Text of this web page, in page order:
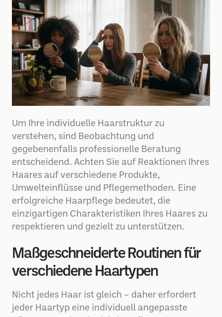
Um Ihre individuelle Haarstruktur zu
verstehen, sind Beobachtung und
gegebenenfalls professionelle Beratung
entscheidend. Achten Sie auf Reaktionen Ihres
Haares auf verschiedene Produkte,
Umwelteinflüsse und Pflegemethoden. Eine
erfolgreiche Haarpflege bedeutet, die
einzigartigen Charakteristiken Ihres Haares zu
respektieren und gezielt zu unterstützen.
Maßgeschneiderte Routinen für
verschiedene Haartypen
Nicht jedes Haar ist gleich – daher erfordert
jeder Haartyp eine individuell angepasste